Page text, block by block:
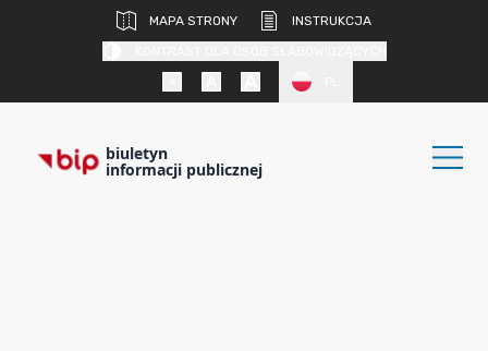
MAPA STRONY
INSTRUKCJA
biuletyn
informacji publicznej